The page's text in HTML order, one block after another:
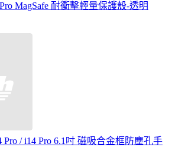
MagSafe 耐衝擊輕量保護殼-透明
Pro / i14 Pro 6.1吋 磁吸合金框防塵孔手